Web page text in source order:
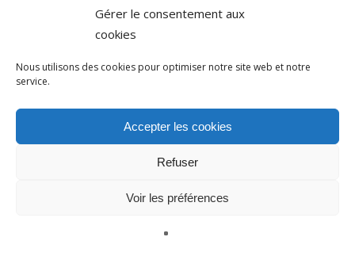
Gérer le consentement aux
cookies
Nous utilisons des cookies pour optimiser notre site web et notre
service.
Accepter les cookies
Refuser
Voir les préférences